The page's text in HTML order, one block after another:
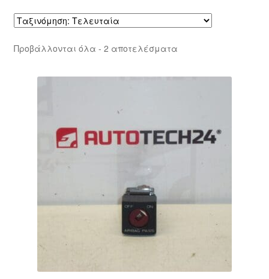
Προβάλλονται όλα - 2 αποτελέσματαSorted
latest